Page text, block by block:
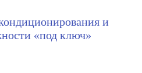
и
«под ключ»